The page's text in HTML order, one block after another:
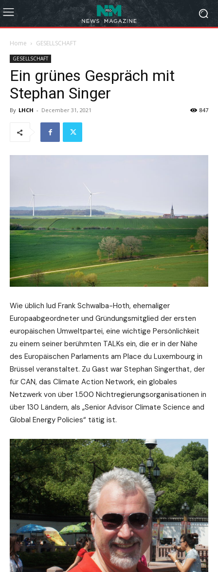
Home GESELLSCHAFT
GESELLSCHAFT
Ein grünes Gespräch mit
Stephan Singer
By LHCH - December 31, 2021 847
Wie üblich lud Frank Schwalba-Hoth, ehemaliger
Europaabgeordneter und Gründungsmitglied der ersten
europäischen Umweltpartei, eine wichtige Persönlichkeit
zu einem seiner berühmten TALKs ein, die er in der Nähe
des Europäischen Parlaments am Place du Luxembourg in
Brüssel veranstaltet. Zu Gast war Stephan Singerthat, der
für CAN, das Climate Action Network, ein globales
Netzwerk von über 1.500 Nichtregierungsorganisationen in
über 130 Ländern, als „Senior Advisor Climate Science and
Global Energy Policies“ tätig ist.